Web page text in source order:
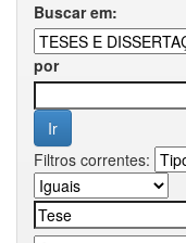
Buscar em:
por
Filtros correntes: